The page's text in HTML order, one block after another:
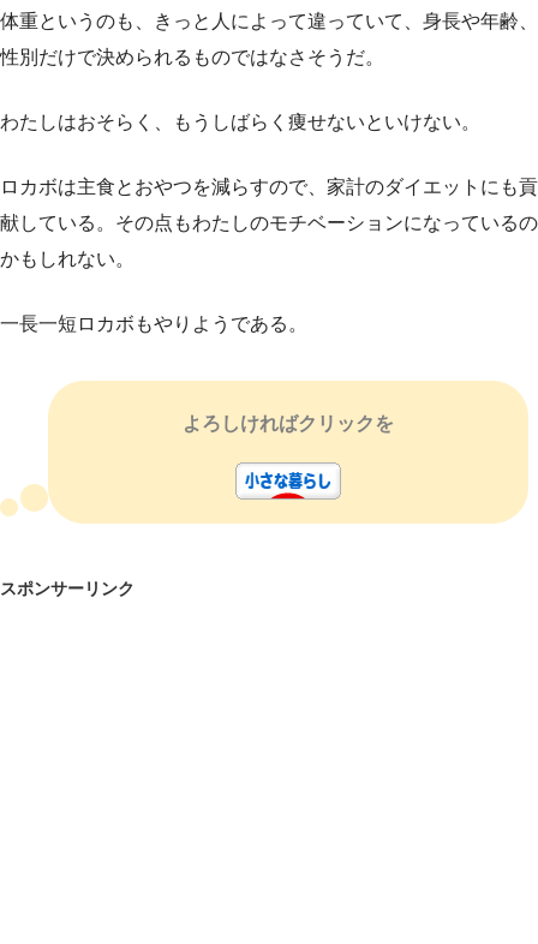
体重というのも、きっと人によって違っていて、身長や年齢、
性別だけで決められるものではなさそうだ。
わたしはおそらく、もうしばらく痩せないといけない。
ロカボは主食とおやつを減らすので、家計のダイエットにも貢
献している。その点もわたしのモチベーションになっているの
かもしれない。
一長一短ロカボもやりようである。
よろしければクリックを
スポンサーリンク